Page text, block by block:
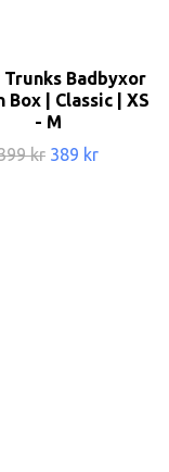
Trunks Badbyxor
Box | Classic | XS
- M
kr 389 kr